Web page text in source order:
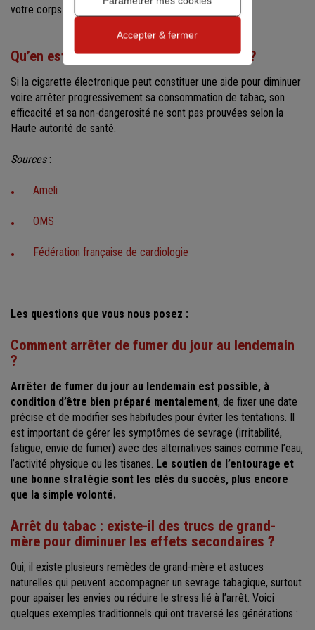
votre corps se rééquilibre.
Qu’en est-il de la cigarette électronique ?
Si la cigarette électronique peut constituer une aide pour diminuer
voire arrêter progressivement sa consommation de tabac, son
efficacité et sa non-dangerosité ne sont pas prouvées selon la
Haute autorité de santé.
Sources :
Ameli
OMS
Fédération française de cardiologie
Les questions que vous nous posez :
Comment arrêter de fumer du jour au lendemain
?
Arrêter de fumer du jour au lendemain est possible, à
condition d’être bien préparé mentalement, de fixer une date
précise et de modifier ses habitudes pour éviter les tentations. Il
est important de gérer les symptômes de sevrage (irritabilité,
fatigue, envie de fumer) avec des alternatives saines comme l’eau,
l’activité physique ou les tisanes. Le soutien de l’entourage et
une bonne stratégie sont les clés du succès, plus encore
que la simple volonté.
Arrêt du tabac : existe-il des trucs de grand-
mère pour diminuer les effets secondaires ?
Oui, il existe plusieurs remèdes de grand-mère et astuces
naturelles qui peuvent accompagner un sevrage tabagique, surtout
pour apaiser les envies ou réduire le stress lié à l’arrêt. Voici
quelques exemples traditionnels qui ont traversé les générations :
Accepter & fermer